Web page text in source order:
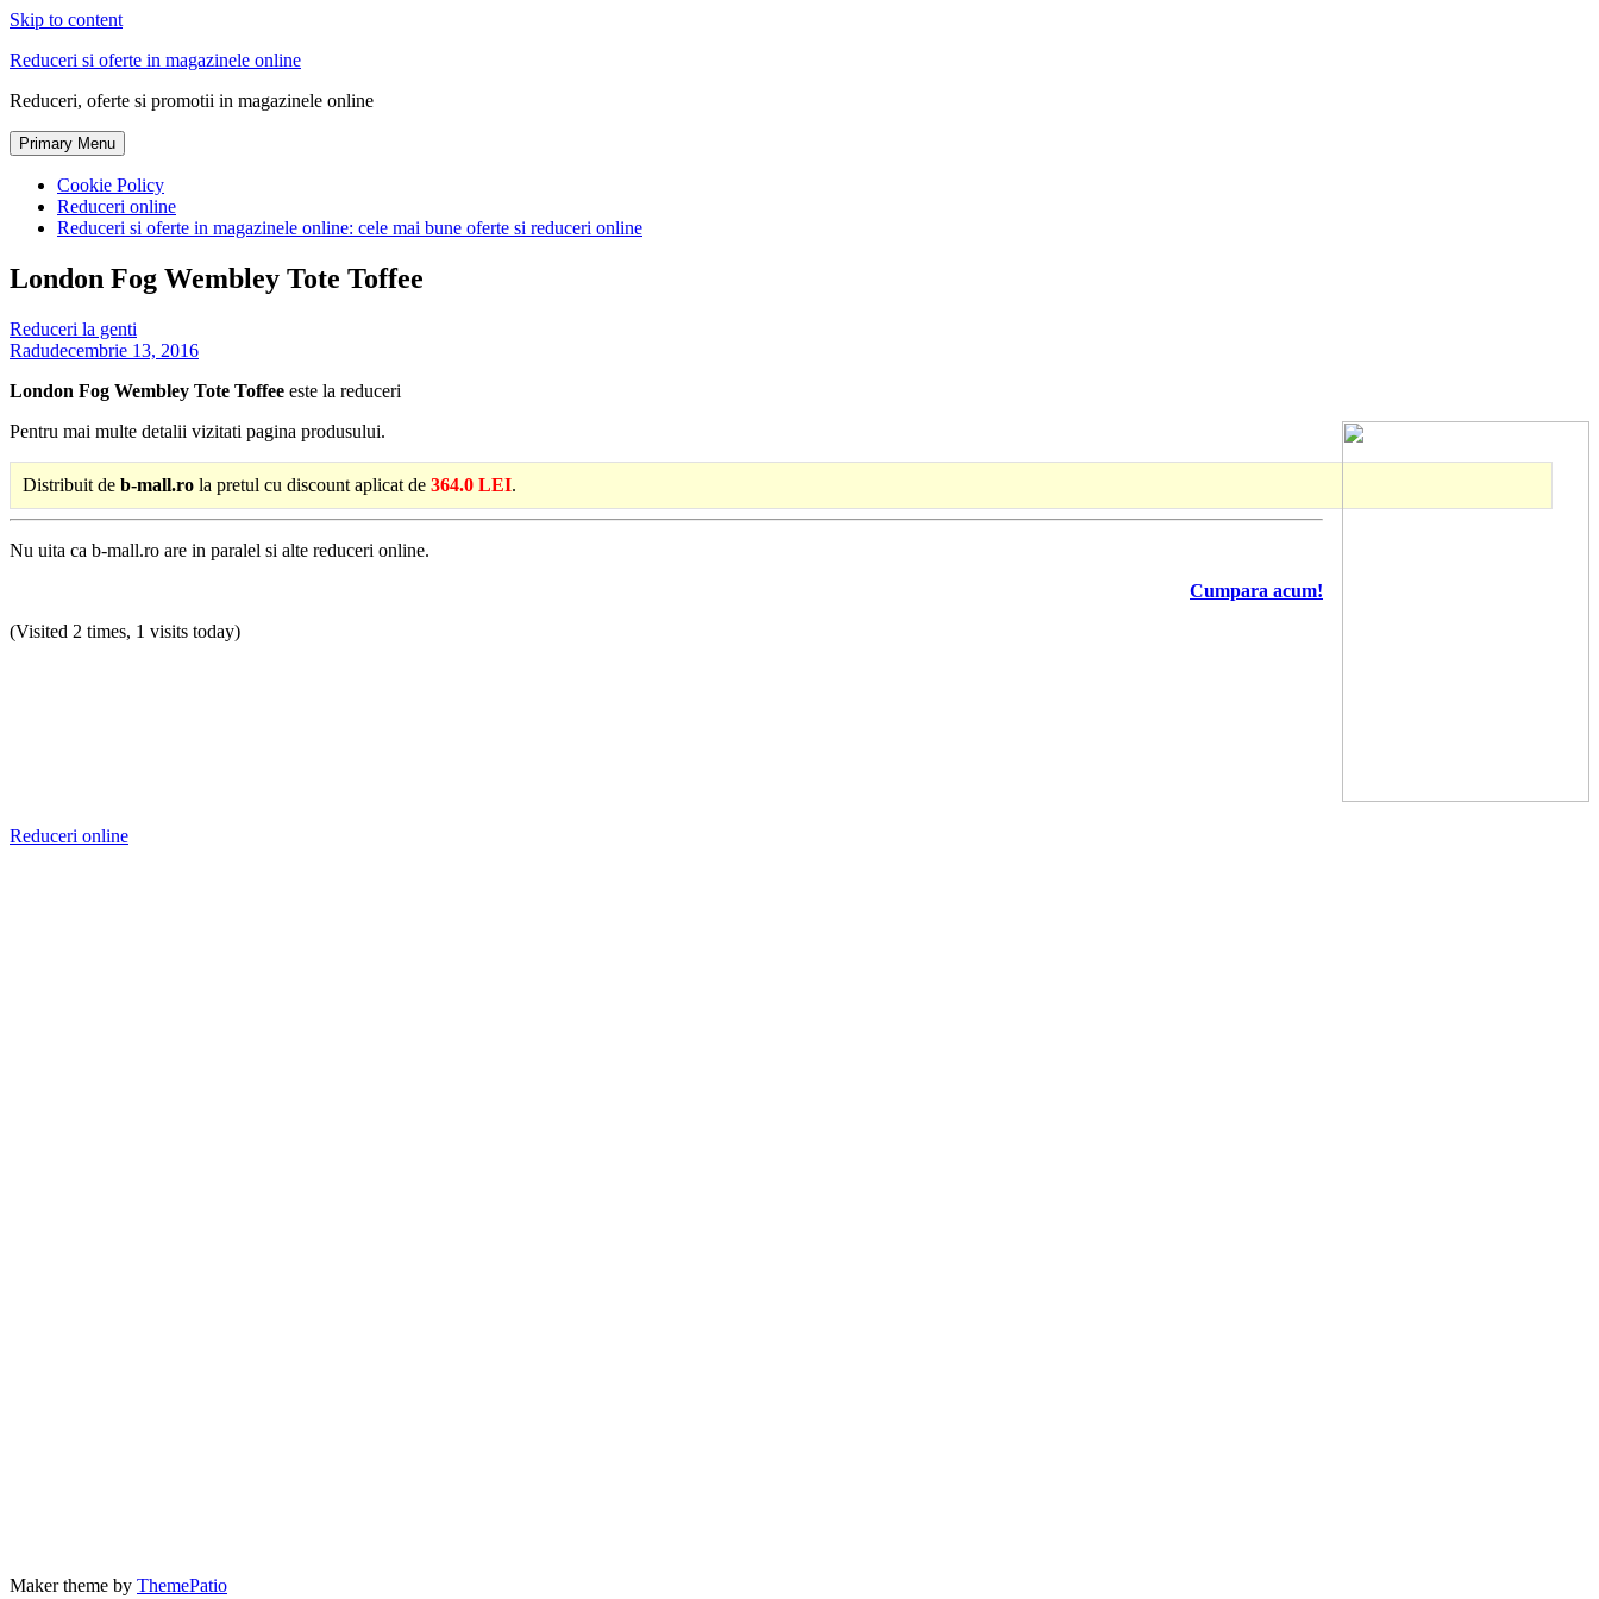
Skip to content
Reduceri si oferte in magazinele online
Reduceri, oferte si promotii in magazinele online
Primary Menu
Cookie Policy
Reduceri online
Reduceri si oferte in magazinele online: cele mai bune oferte si reduceri online
London Fog Wembley Tote Toffee
Reduceri la genti
Radudecembrie 13, 2016
London Fog Wembley Tote Toffee este la reduceri
Pentru mai multe detalii vizitati pagina produsului.
Distribuit de b-mall.ro la pretul cu discount aplicat de 364.0 LEI.
Nu uita ca b-mall.ro are in paralel si alte reduceri online.
Cumpara acum!
(Visited 2 times, 1 visits today)
Reduceri online
Maker theme by ThemePatio